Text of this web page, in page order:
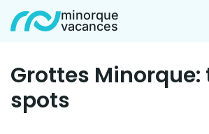
minorque
vacances
Grottes Minorque:
spots